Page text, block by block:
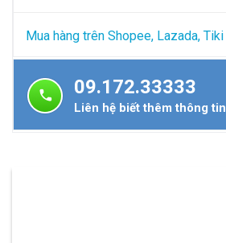
Mua hàng trên Shopee, Lazada, Tiki
09.172.33333
Liên hệ biết thêm thông tin